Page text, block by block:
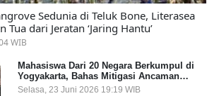
Sedunia di Teluk Bone, Literasea
Tua dari Jeratan ‘Jaring Hantu’
WIB
Mahasiswa Dari 20 Negara Berkumpul di
Yogyakarta, Bahas Mitigasi Ancaman
Kesehatan Global
Selasa, 23 Juni 2026 19:19 WIB